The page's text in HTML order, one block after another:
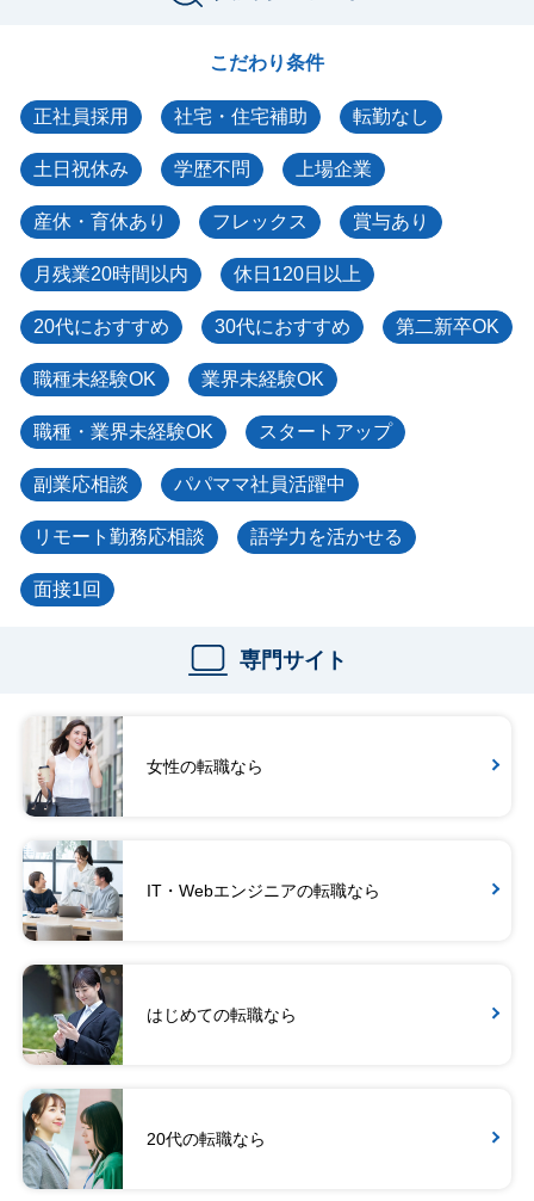
こだわり条件
正社員採用 社宅・住宅補助 転勤なし
土日祝休み 学歴不問 上場企業
産休・育休あり フレックス 賞与あり
月残業20時間以内 休日120日以上
20代におすすめ 30代におすすめ 第二新卒OK
職種未経験OK 業界未経験OK
職種・業界未経験OK スタートアップ
副業応相談 パパママ社員活躍中
リモート勤務応相談 語学力を活かせる
面接1回
専門サイト
女性の転職なら
IT・Webエンジニアの転職なら
はじめての転職なら
20代の転職なら